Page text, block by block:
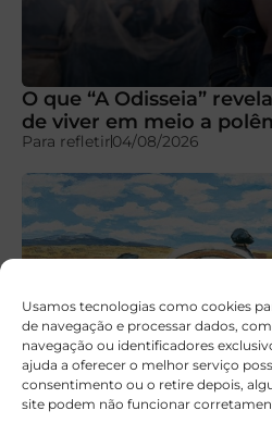
Usamos tecnologias como cookies
de navegação e processar dados,
navegação ou identificadores
ajuda a oferecer o melhor serviço
consentimento ou o retire depois,
site podem não funcionar
O que “A Odisseia”
de viver em meio a
Para refletir04/08/2026